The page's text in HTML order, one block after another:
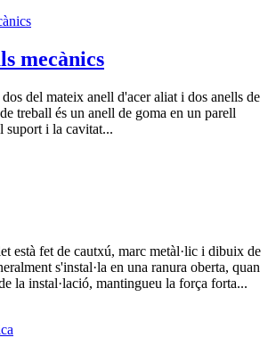
mecànics
del mateix anell d'acer aliat i dos anells de
treball és un anell de goma en un parell
suport i la cavitat...
està fet de cautxú, marc metàl·lic i dibuix de
s'instal·la en una ranura oberta, quan
la instal·lació, mantingueu la força forta...